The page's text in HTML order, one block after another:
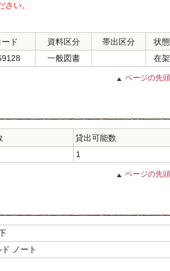
さい。
ド 資料区分 帯出区分
状態
一般図書 在架
ページの先
貸出可能数
1
ページの先
ノート